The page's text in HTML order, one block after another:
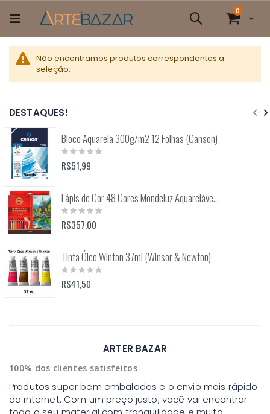
para
o
conteúdo
Cart
0itens
Pesquisa
Não encontramos produtos correspondentes a
seleção.
DESTAQUES!
Bloco Aquarela 300g/m2 12 Folhas (Canson)
Rating:
0%
R$51,99
Lápis de Cor 48 Cores Mondeluz Aquarelável (Koh-I-Noor)
Rating:
0%
R$357,00
Tinta Óleo Winton 37ml (Winsor & Newton)
Rating:
0%
R$41,50
ARTER BAZAR
100% dos clientes satisfeitos
Produtos super bem embalados e o envio mais rápido
da internet. Com um preço justo, você vai encontrar